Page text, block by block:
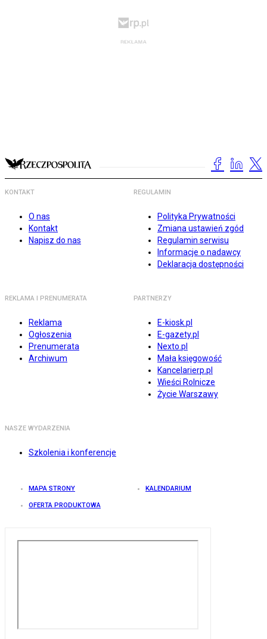
KONTAKT
O nas
Kontakt
Napisz do nas
REGULAMIN
Polityka Prywatności
Zmiana ustawień zgód
Regulamin serwisu
Informacje o nadawcy
Deklaracja dostępności
REKLAMA I PRENUMERATA
Reklama
Ogłoszenia
Prenumerata
Archiwum
PARTNERZY
E-kiosk.pl
E-gazety.pl
Nexto.pl
Mała księgowość
Kancelarierp.pl
Wieści Rolnicze
Życie Warszawy
NASZE WYDARZENIA
Szkolenia i konferencje
MAPA STRONY KALENDARIUM
OFERTA PRODUKTOWA